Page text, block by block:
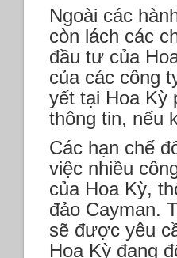
Ngoài các
còn lách các
đầu tư của
của các công
yết tại Hoa Kỳ
thông tin, nếu
Các hạn chế
việc nhiều
của Hoa Kỳ,
đảo Cayman.
sẽ được yêu
Hoa Kỳ đang